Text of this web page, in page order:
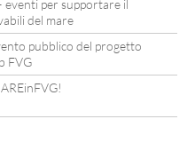
eventi per supportare il
del mare
pubblico del progetto
FVG